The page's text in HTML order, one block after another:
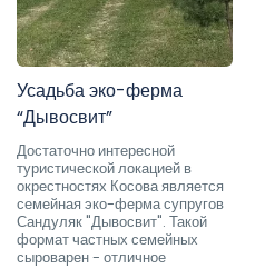
Усадьба эко-ферма
“Дывосвит”
Достаточно интересной
туристической локацией в
окрестностях Косова является
семейная эко-ферма супругов
Сандуляк "Дывосвит". Такой
формат частных семейных
сыроварен - отличное